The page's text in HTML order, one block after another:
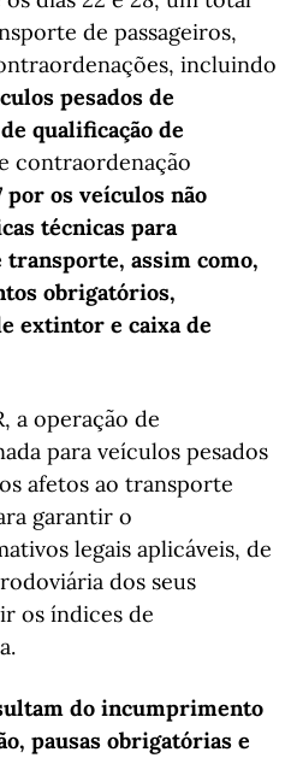
de passageiros,
incluindo
pesados de
qualificação de
contraordenação
por os veículos não
técnicas para
assim como,
obrigatórios,
extintor e caixa de
a operação de
para veículos pesados
afetos ao transporte
garantir o
legais aplicáveis, de
dos seus
os índices de
do incumprimento
pausas obrigatórias e